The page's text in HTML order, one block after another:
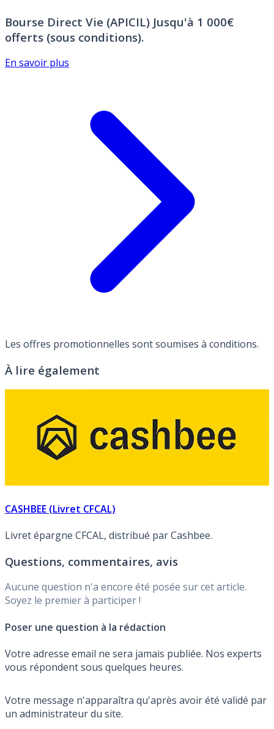
Bourse Direct Vie (APICIL) Jusqu'à 1 000€
offerts (sous conditions).
En savoir plus
Les offres promotionnelles sont soumises à conditions.
À lire également
CASHBEE (Livret CFCAL)
Livret épargne CFCAL, distribué par Cashbee.
Questions, commentaires, avis
Aucune question n'a encore été posée sur cet article.
Soyez le premier à participer !
Poser une question à la rédaction
Votre adresse email ne sera jamais publiée. Nos experts
vous répondent sous quelques heures.
Votre message n'apparaîtra qu'après avoir été validé par
un administrateur du site.